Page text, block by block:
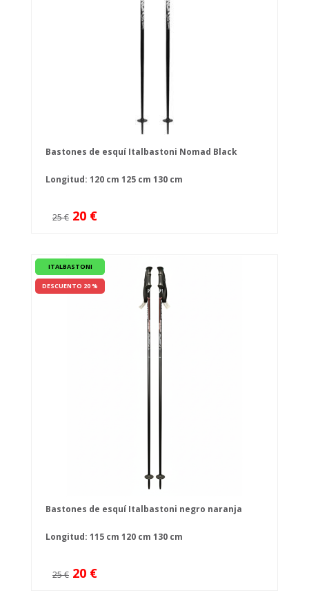
Bastones de esquí Italbastoni Nomad Black
Longitud: 120 cm 125 cm 130 cm
25 € 20 €
ITALBASTONI
DESCUENTO 20 %
Bastones de esquí Italbastoni negro naranja
Longitud: 115 cm 120 cm 130 cm
25 € 20 €